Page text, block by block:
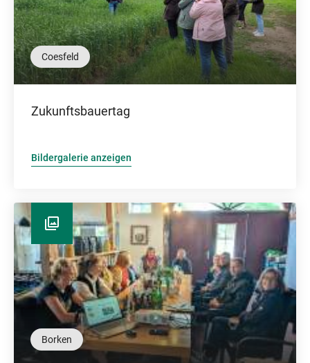
Coesfeld
Zukunftsbauertag
Bildergalerie anzeigen
Borken